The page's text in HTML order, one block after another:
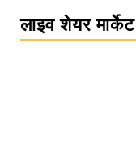
लाइव शेयर मार्केट